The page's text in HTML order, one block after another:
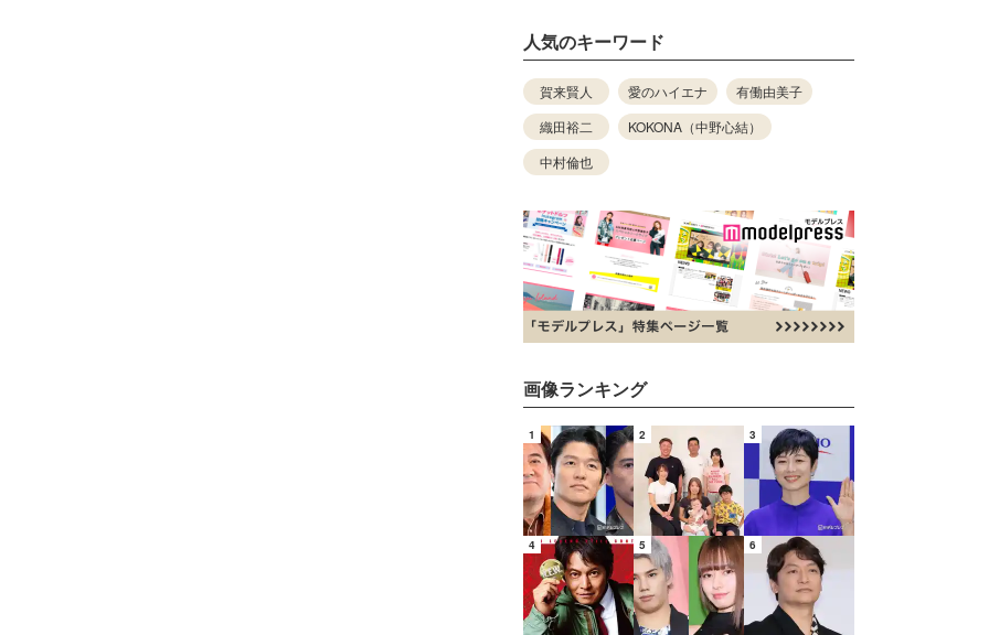
人気のキーワード
賀来賢人 愛のハイエナ
有働由美子
織田裕二
KOKONA（中野心結）
中村倫也
画像ランキング
1 2 3
4 5 6